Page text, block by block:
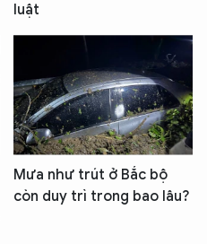
luật
Mưa như trút ở Bắc bộ
còn duy trì trong bao lâu?